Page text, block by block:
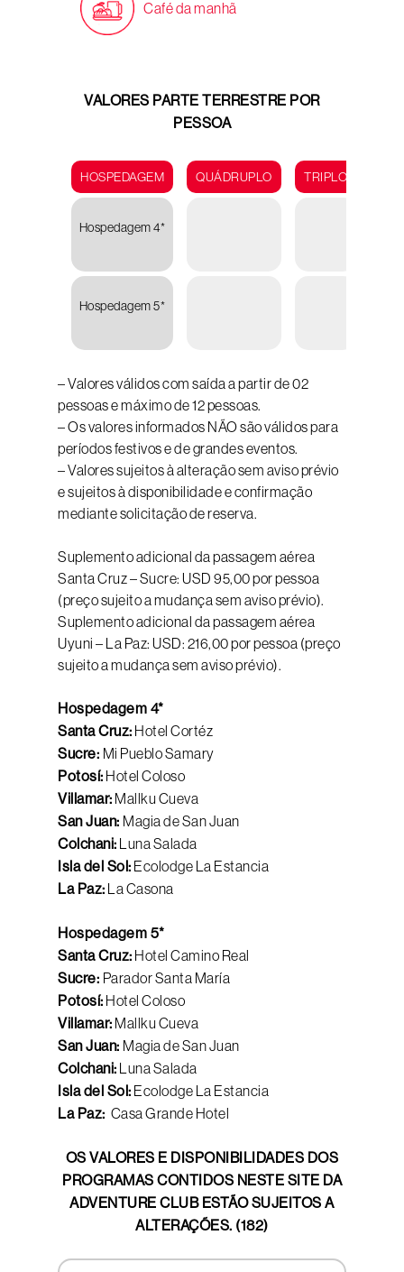
Café da manhã
VALORES PARTE TERRESTRE POR
PESSOA
HOSPEDAGEM QUÁDRUPLO TRIPLO
Hospedagem 4*
Hospedagem 5*
– Valores válidos com saída a partir de 02
pessoas e máximo de 12 pessoas.
– Os valores informados NÃO são válidos para
períodos festivos e de grandes eventos.
– Valores sujeitos à alteração sem aviso prévio
e sujeitos à disponibilidade e confirmação
mediante solicitação de reserva.
Suplemento adicional da passagem aérea
Santa Cruz – Sucre: USD 95,00 por pessoa
(preço sujeito a mudança sem aviso prévio).
Suplemento adicional da passagem aérea
Uyuni – La Paz: USD: 216,00 por pessoa (preço
sujeito a mudança sem aviso prévio).
Hospedagem 4*
Santa Cruz: Hotel Cortéz
Sucre: Mi Pueblo Samary
Potosí: Hotel Coloso
Villamar: Mallku Cueva
San Juan: Magia de San Juan
Colchani: Luna Salada
Isla del Sol: Ecolodge La Estancia
La Paz: La Casona
Hospedagem 5*
Santa Cruz: Hotel Camino Real
Sucre: Parador Santa María
Potosí: Hotel Coloso
Villamar: Mallku Cueva
San Juan: Magia de San Juan
Colchani: Luna Salada
Isla del Sol: Ecolodge La Estancia
La Paz: Casa Grande Hotel
OS VALORES E DISPONIBILIDADES DOS
PROGRAMAS CONTIDOS NESTE SITE DA
ADVENTURE CLUB ESTÃO SUJEITOS A
ALTERAÇÕES. (182)